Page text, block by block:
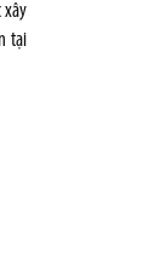
xây
tại